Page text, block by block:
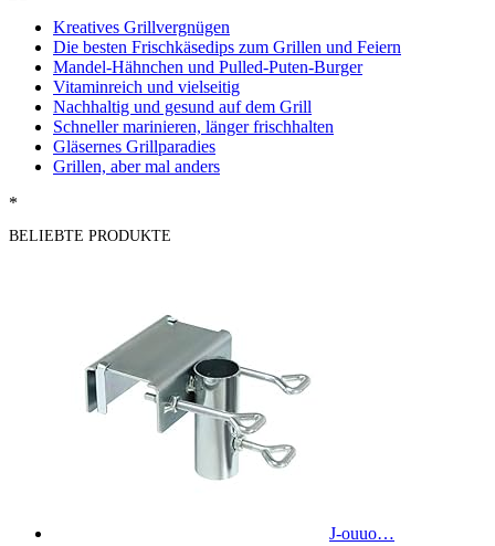
Kreatives Grillvergnügen
Die besten Frischkäsedips zum Grillen und Feiern
Mandel-Hähnchen und Pulled-Puten-Burger
Vitaminreich und vielseitig
Nachhaltig und gesund auf dem Grill
Schneller marinieren, länger frischhalten
Gläsernes Grillparadies
Grillen, aber mal anders
*
BELIEBTE PRODUKTE
J-ouuo…